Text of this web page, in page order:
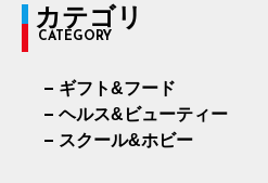
カテゴリ
CATEGORY
ギフト&フード
ヘルス&ビューティー
スクール&ホビー